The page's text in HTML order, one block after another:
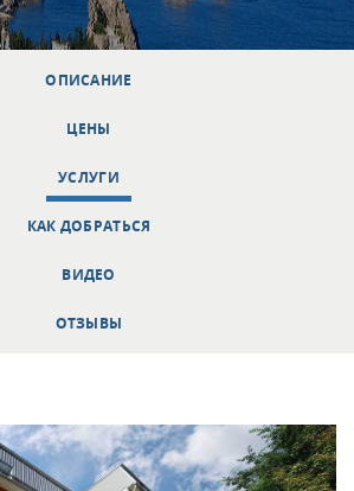
ОПИСАНИЕ
ЦЕНЫ
УСЛУГИ
КАК ДОБРАТЬСЯ
ВИДЕО
ОТЗЫВЫ